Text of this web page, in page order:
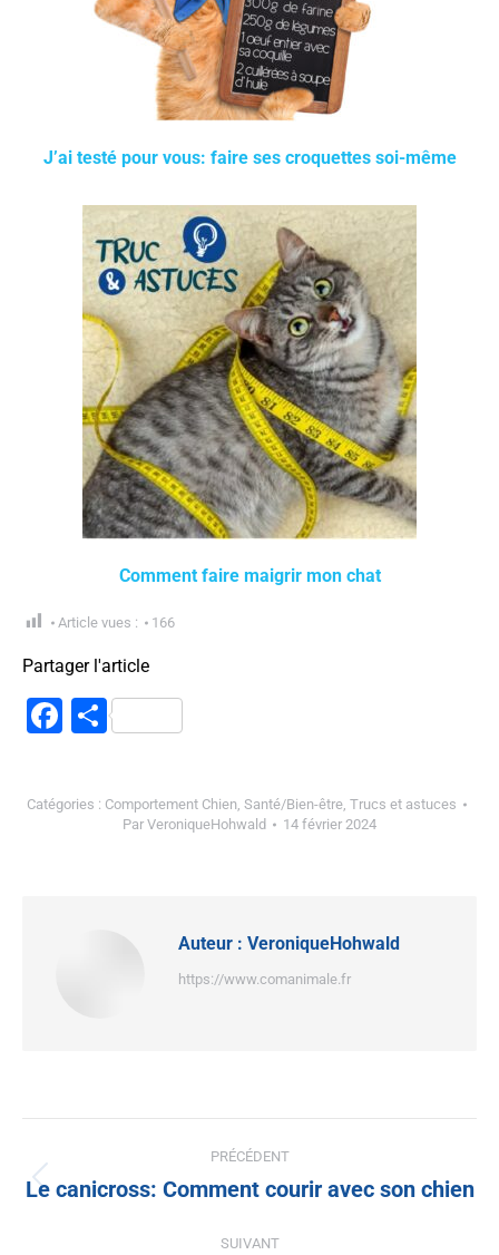
J’ai testé pour vous: faire ses croquettes soi-même
Comment faire maigrir mon chat
Article vues : 166
Partager l'article
Facebook
Partager
Catégories : Comportement Chien, Santé/Bien-être, Trucs et astuces
Par VeroniqueHohwald 14 février 2024
Auteur : VeroniqueHohwald
https://www.comanimale.fr
PRÉCÉDENT
Le canicross: Comment courir avec son chien
SUIVANT